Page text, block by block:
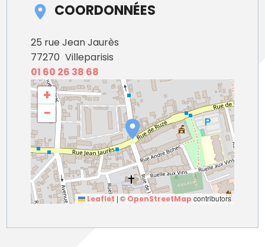
COORDONNÉES
25 rue Jean Jaurès
77270 Villeparisis
01 60 26 38 68
+
−
Leaflet | © OpenStreetMap contributors